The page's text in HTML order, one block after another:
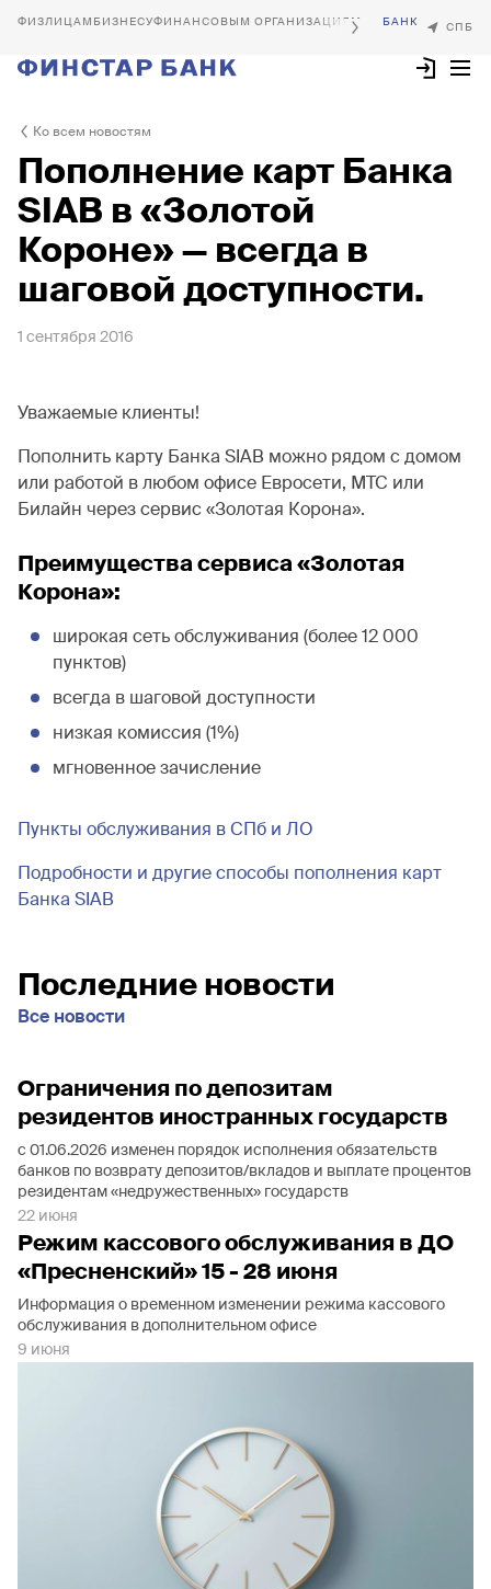
БИЗНЕСУФИНАНСОВЫМ ОРГАНИЗАЦИЯМ
Ко всем новостям
Пополнение карт Банка
SIAB в «Золотой
Короне» — всегда в
шаговой доступности.
1 сентября 2016
Уважаемые клиенты!
Пополнить карту Банка SIAB можно рядом с домом
или работой в любом офисе Евросети, МТС или
Билайн через сервис «Золотая Корона».
Преимущества сервиса «Золотая
Корона»:
широкая сеть обслуживания (более 12 000
пунктов)
всегда в шаговой доступности
низкая комиссия (1%)
мгновенное зачисление
Пункты обслуживания в СПб и ЛО
Подробности и другие способы пополнения карт
Банка SIAB
Последние новости
Все новости
Ограничения по депозитам
резидентов иностранных государств
с 01.06.2026 изменен порядок исполнения обязательств
банков по возврату депозитов/вкладов и выплате процентов
резидентам «недружественных» государств
22 июня
Режим кассового обслуживания в ДО
«Пресненский» 15 - 28 июня
Информация о временном изменении режима кассового
обслуживания в дополнительном офисе
9 июня